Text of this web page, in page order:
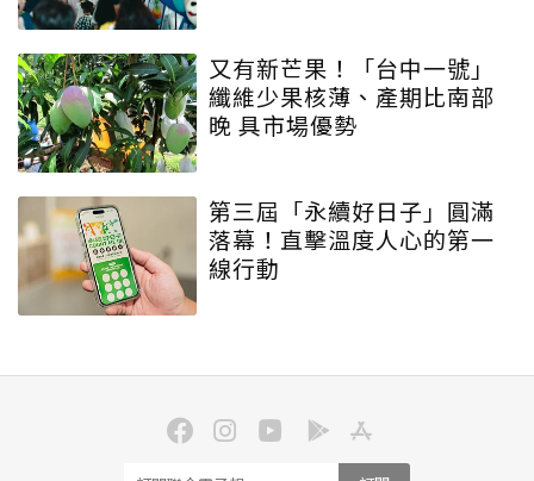
又有新芒果！「台中一號」
纖維少果核薄、產期比南部
晚 具市場優勢
第三屆「永續好日子」圓滿
落幕！直擊溫度人心的第一
線行動